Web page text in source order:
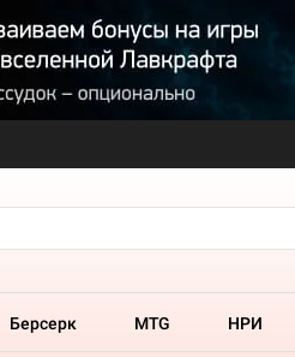
Берсерк MTG НРИ